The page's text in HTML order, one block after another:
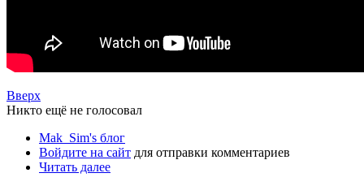
Вверх
Никто ещё не голосовал
Mak_Sim's блог
Войдите на сайт для отправки комментариев
Читать далее